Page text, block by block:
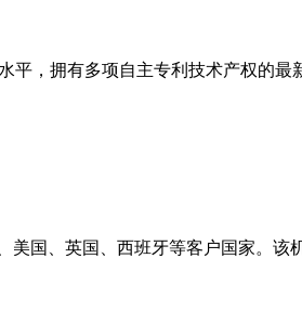
平，拥有多项自主专利技术产权的
国、英国、西班牙等客户国家。